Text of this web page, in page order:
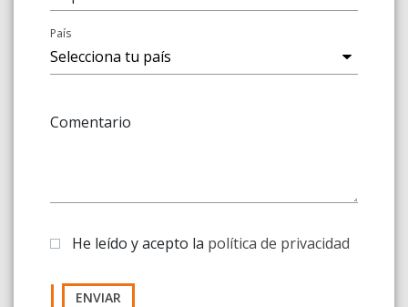
País
Comentario
He leído y acepto la política de privacidad
ENVIAR